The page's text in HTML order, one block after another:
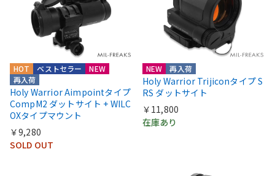
HOT
NEW
再入荷
ベストセラー
Holy Warrior Aimpointタイプ
CompM2 ダットサイト + WILC
OXタイプマウント
￥9,280
SOLD OUT
NEW 再入荷
Holy Warrior Trijiconタイプ S
RS ダットサイト
￥11,800
在庫あり